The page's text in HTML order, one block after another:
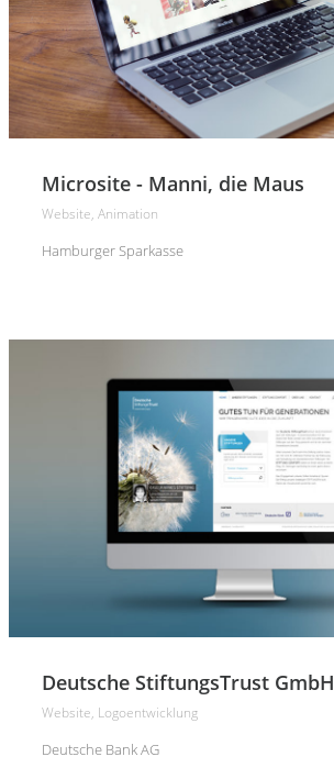
Microsite - Manni, die Maus
Website, Animation
Hamburger Sparkasse
Deutsche StiftungsTrust GmbH
Website, Logoentwicklung
Deutsche Bank AG